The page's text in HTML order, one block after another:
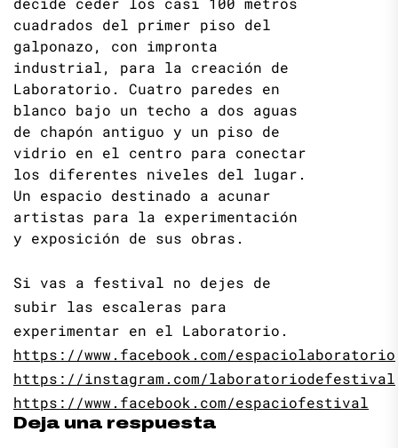
cuadrados del primer piso del
galponazo, con impronta
industrial, para la creación de
Laboratorio. Cuatro paredes en
blanco bajo un techo a dos aguas
de chapón antiguo y un piso de
vidrio en el centro para conectar
los diferentes niveles del lugar.
Un espacio destinado a acunar
artistas para la experimentación
y exposición de sus obras.
Si vas a festival no dejes de
subir las escaleras para
experimentar en el Laboratorio.
https://www.facebook.com/espaciolaboratorio
https://instagram.com/laboratoriodefestival
https://www.facebook.com/espaciofestival
Deja una respuesta